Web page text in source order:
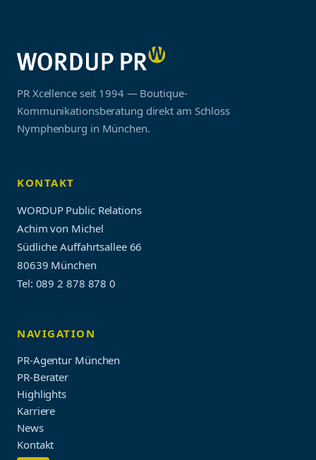
PR Xcellence seit 1994 — Boutique-
Kommunikationsberatung direkt am Schloss
Nymphenburg in München.
KONTAKT
WORDUP Public Relations
Achim von Michel
Südliche Auffahrtsallee 66
80639 München
Tel: 089 2 878 878 0
NAVIGATION
PR-Agentur München
PR-Berater
Highlights
Karriere
News
Kontakt